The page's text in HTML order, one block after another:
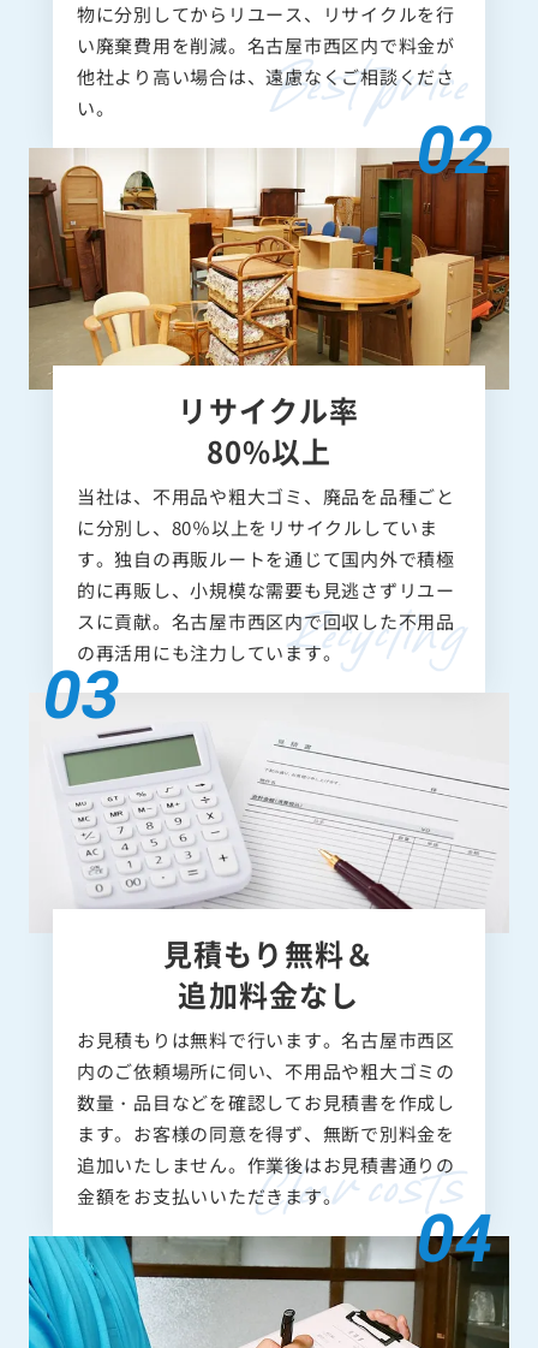
物に分別してからリユース、リサイクルを行
い廃棄費用を削減。名古屋市西区内で料金が
他社より高い場合は、遠慮なくご相談くださ
い。
リサイクル率
80%以上
当社は、不用品や粗大ゴミ、廃品を品種ごと
に分別し、80％以上をリサイクルしていま
す。独自の再販ルートを通じて国内外で積極
的に再販し、小規模な需要も見逃さずリユー
スに貢献。名古屋市西区内で回収した不用品
の再活用にも注力しています。
見積もり無料＆
追加料金なし
お見積もりは無料で行います。名古屋市西区
内のご依頼場所に伺い、不用品や粗大ゴミの
数量・品目などを確認してお見積書を作成し
ます。お客様の同意を得ず、無断で別料金を
追加いたしません。作業後はお見積書通りの
金額をお支払いいただきます。